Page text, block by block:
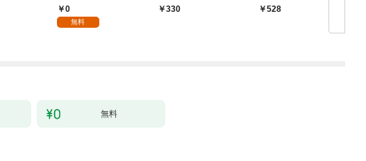
（分冊版）第１話
0
無料
￥330 528
無料